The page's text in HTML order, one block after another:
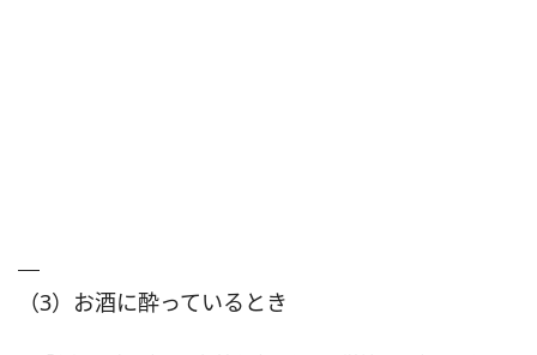
（3）お酒に酔っているとき